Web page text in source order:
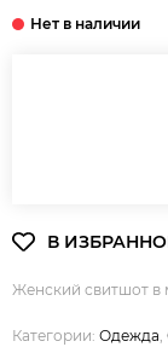
Женский свитшот в
Категории: Одежда,